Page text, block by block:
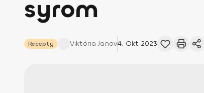
syrom
Recepty Viktória Janov4. Okt 2023